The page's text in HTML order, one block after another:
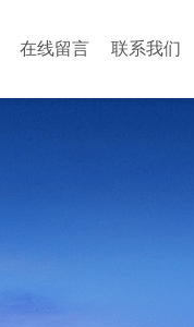
在线留言 联系我们